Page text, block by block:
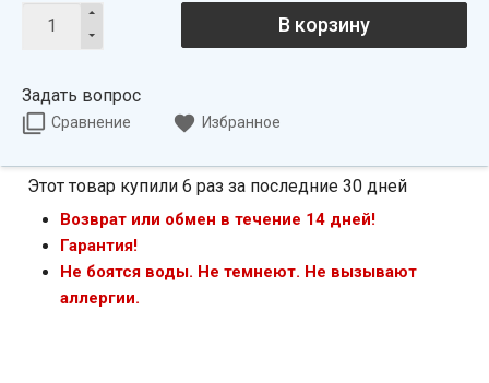
В корзину
Задать вопрос
Сравнение Избранное
Этот товар купили 6 раз за последние 30 дней
Возврат или обмен в течение 14 дней!
Гарантия!
Не боятся воды. Не темнеют. Не вызывают
аллергии.